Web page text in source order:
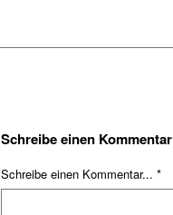
Schreibe einen Kommentar
Schreibe einen Kommentar... *